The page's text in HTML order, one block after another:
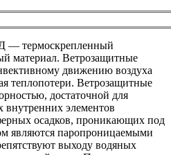
— термоскрепленный
материал. Ветрозащитные
движению воздуха
теплопотери. Ветрозащитные
достаточной для
внутренних элементов
осадков, проникающих под
являются паропроницаемыми
выходу водяных